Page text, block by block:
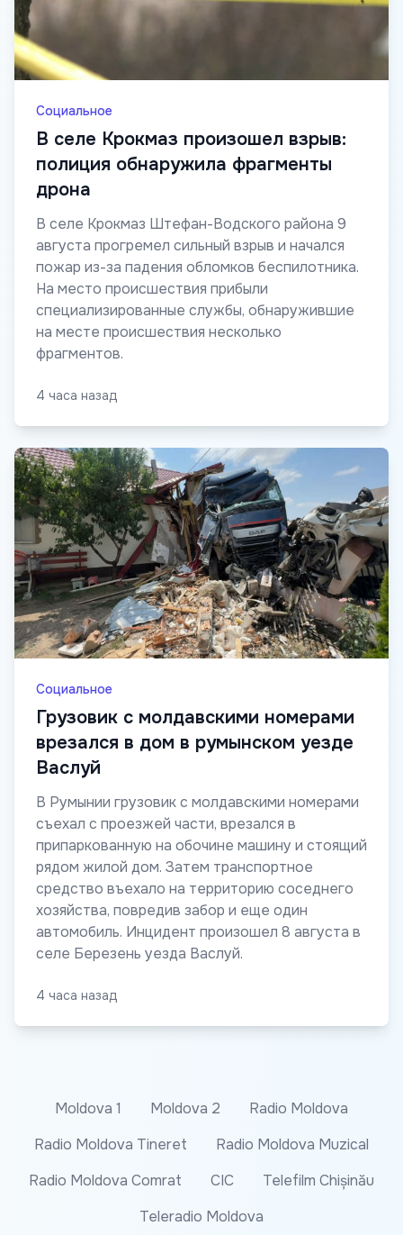
Социальное
В селе Крокмаз произошел взрыв:
полиция обнаружила фрагменты
дрона
В селе Крокмаз Штефан-Водского района 9
августа прогремел сильный взрыв и начался
пожар из-за падения обломков беспилотника.
На место происшествия прибыли
специализированные службы, обнаружившие
на месте происшествия несколько
фрагментов.
4 часа назад
Социальное
Грузовик с молдавскими номерами
врезался в дом в румынском уезде
Васлуй
В Румынии грузовик с молдавскими номерами
съехал с проезжей части, врезался в
припаркованную на обочине машину и стоящий
рядом жилой дом. Затем транспортное
средство въехало на территорию соседнего
хозяйства, повредив забор и еще один
автомобиль. Инцидент произошел 8 августа в
селе Березень уезда Васлуй.
4 часа назад
Moldova 1 Moldova 2
Radio Moldova
Radio Moldova Tineret
Radio Moldova Muzical
Radio Moldova Comrat
CIC
Telefilm Chișinău
Teleradio Moldova